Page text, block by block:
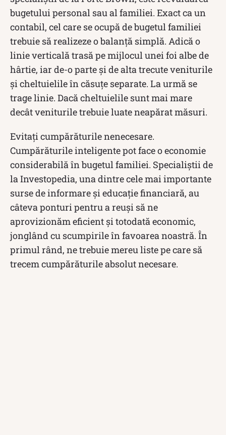
bugetului personal sau al familiei. Exact ca un
contabil, cel care se ocupă de bugetul familiei
trebuie să realizeze o balanță simplă. Adică o
linie verticală trasă pe mijlocul unei foi albe de
hârtie, iar de-o parte și de alta trecute veniturile
și cheltuielile în căsuțe separate. La urmă se
trage linie. Dacă cheltuielile sunt mai mare
decât veniturile trebuie luate neapărat măsuri.
Evitați cumpărăturile nenecesare.
Cumpărăturile inteligente pot face o economie
considerabilă în bugetul familiei. Specialiștii de
la Investopedia, una dintre cele mai importante
surse de informare și educație financiară, au
câteva ponturi pentru a reuși să ne
aprovizionăm eficient și totodată economic,
jonglând cu scumpirile în favoarea noastră. În
primul rând, ne trebuie mereu liste pe care să
trecem cumpărăturile absolut necesare.